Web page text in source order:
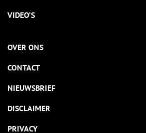
VIDEO’S
OVER ONS
CONTACT
NIEUWSBRIEF
DISCLAIMER
PRIVACY